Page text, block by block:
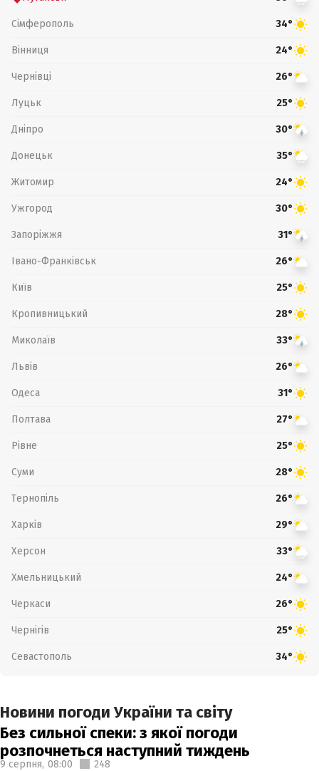
Сімферополь 34°
Вінниця 24°
Чернівці 26°
Луцьк 25°
Дніпро 30°
Донецьк 35°
Житомир 24°
Ужгород 30°
Запоріжжя 31°
Івано-Франківськ 26°
Київ 25°
Кропивницький 28°
Миколаїв 33°
Львів 26°
Одеса 31°
Полтава 27°
Рівне 25°
Суми 28°
Тернопіль 26°
Харків 29°
Херсон 33°
Хмельницький 24°
Черкаси 26°
Чернігів 25°
Севастополь 34°
Новини погоди України та світу
Без сильної спеки: з якої погоди
розпочнеться наступний тиждень
9 серпня, 08:00 248